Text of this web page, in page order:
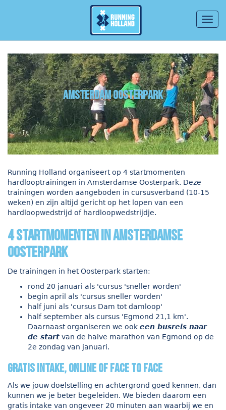
Overslaan en naar de inhoud gaan
Amsterdam Oosterpark
Running Holland organiseert op 4 startmomenten
hardlooptrainingen in Amsterdamse Oosterpark. Deze
trainingen worden aangeboden in cursusverband (10-15
weken) en zijn altijd gericht op het lopen van een
hardloopwedstrijd of hardloopwedstrijdje.
4 startmomenten in Amsterdamse
Oosterpark
De trainingen in het Oosterpark starten:
rond 20 januari als 'cursus 'sneller worden'
begin april als 'cursus sneller worden'
half juni als 'cursus Dam tot damloop'
half september als cursus 'Egmond 21,1 km'.
Daarnaast organiseren we ook een busreis naar
de start van de halve marathon van Egmond op de
2e zondag van januari.
gratis intake, online of face to face
Als we jouw doelstelling en achtergrond goed kennen, dan
kunnen we je beter begeleiden. We bieden daarom een
gratis intake van ongeveer 20 minuten aan waarbij we en